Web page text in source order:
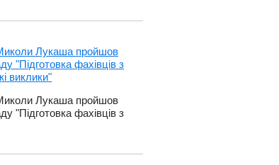
Миколи Лукаша пройшов
"Підготовка фахівців з
виклики"
Миколи Лукаша пройшов
"Підготовка фахівців з